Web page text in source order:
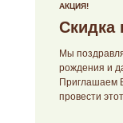
АКЦИЯ!
Скидка
Мы
рождения и
Приглашаем
провести